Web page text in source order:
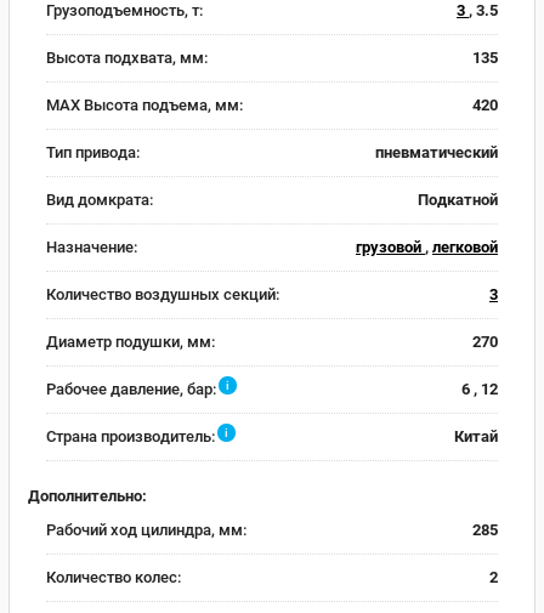
Грузоподъемность, т:
3 , 3.5
Высота подхвата, мм: 135
MAX Высота подъема, мм: 420
Тип привода: пневматический
Вид домкрата: Подкатной
Назначение: грузовой , легковой
Количество воздушных секций: 3
Диаметр подушки, мм: 270
Рабочее давление, бар: i 6 , 12
Страна производитель: i Китай
Дополнительно:
Рабочий ход цилиндра, мм:
285
Количество колес: 2